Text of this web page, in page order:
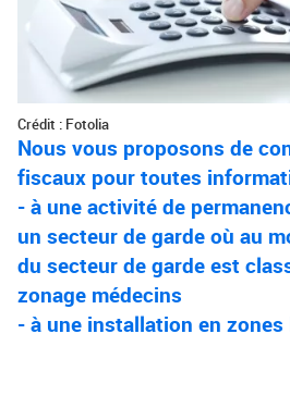
Crédit : Fotolia
Nous vous proposons de
fiscaux pour toutes
- à une activité de
un secteur de garde où au
du secteur de garde est
zonage médecins
- à une installation en zones